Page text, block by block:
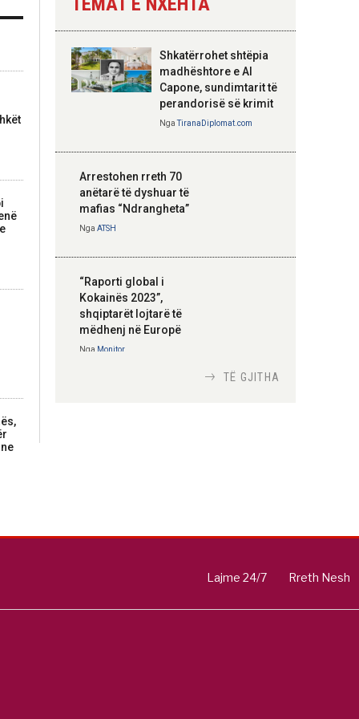
Hoxha takim me
zyrtarë të lartë të
DASH: Angazhim i
përbashkët për
strategjik
Shkatërrohet shtëpia
madhështore e Al
Capone, sundimtarit të
perandorisë së krimit
NgaTiranaDiplomat.com
Arrestohen rreth 70
anëtarë të dyshuar të
mafias “Ndrangheta”
Nga ATSH
“Raporti global i
Kokainës 2023”,
shqiptarët lojtarë të
mëdhenj në Europë
Nga Monitor
inteligjente izraelite
TË GJITHA
Lajme 24/7 Rreth Nesh